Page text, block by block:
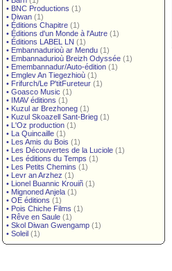
• BNC Productions (1)
• Diwan (1)
• Éditions Chapitre (1)
• Éditions d'un Monde à l'Autre (1)
• Éditions LABEL LN (1)
• Embannadurioù ar Mendu (1)
• Embannadurioù Breizh Odyssée (1)
• Emembannadur/Auto-édition (1)
• Emglev An Tiegezhioù (1)
• Frifurch/Le P'titFureteur (1)
• Goasco Music (1)
• IMAV éditions (1)
• Kuzul ar Brezhoneg (1)
• Kuzul Skoazell Sant-Brieg (1)
• L'Oz production (1)
• La Quincaille (1)
• Les Amis du Bois (1)
• Les Découvertes de la Luciole (1)
• Les éditions du Temps (1)
• Les Petits Chemins (1)
• Levr an Arzhez (1)
• Lionel Buannic Krouiñ (1)
• Mignoned Anjela (1)
• OE éditions (1)
• Pois Chiche Films (1)
• Rêve en Saule (1)
• Skol Diwan Gwengamp (1)
• Soleil (1)